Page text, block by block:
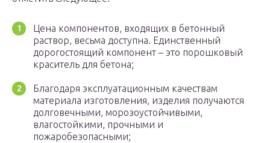
Цена компонентов, входящих в бетонный
раствор, весьма доступна. Единственный
дорогостоящий компонент – это порошковый
краситель для бетона;
Благодаря эксплуатационным качествам
материала изготовления, изделия получаются
долговечными, морозоустойчивыми,
влагостойкими, прочными и
пожаробезопасными;